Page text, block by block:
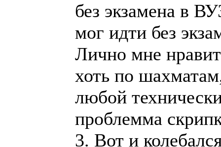
без экзамена в
мог идти без
Лично мне
хоть по
любой
проблемма
3. Вот и